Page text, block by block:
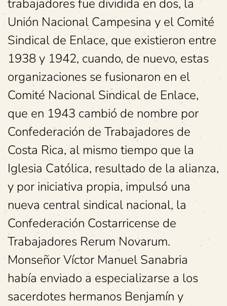
trabajadores fue dividida en dos, la
Unión Nacional Campesina y el Comité
Sindical de Enlace, que existieron entre
1938 y 1942, cuando, de nuevo, estas
organizaciones se fusionaron en el
Comité Nacional Sindical de Enlace,
que en 1943 cambió de nombre por
Confederación de Trabajadores de
Costa Rica, al mismo tiempo que la
Iglesia Católica, resultado de la alianza,
y por iniciativa propia, impulsó una
nueva central sindical nacional, la
Confederación Costarricense de
Trabajadores Rerum Novarum.
Monseñor Víctor Manuel Sanabria
había enviado a especializarse a los
sacerdotes hermanos Benjamín y